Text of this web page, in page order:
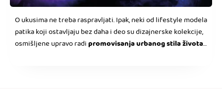
O ukusima ne treba raspravljati. Ipak, neki od lifestyle modela
patika koji ostavljaju bez daha i deo su dizajnerske kolekcije,
osmišljene upravo radipromovisanja urbanog stila života